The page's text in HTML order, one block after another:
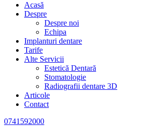
Acasă
Despre
Despre noi
Echipa
Implanturi dentare
Tarife
Alte Servicii
Estetică Dentară
Stomatologie
Radiografii dentare 3D
Articole
Contact
0741592000